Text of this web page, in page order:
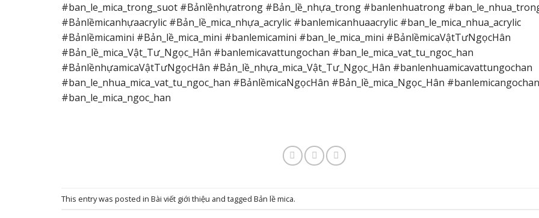
#ban_le_mica_trong_suot #Bảnlềnhựatrong #Bản_lề_nhựa_trong #banlenhuatrong
#Bảnlềmicanhựaacrylic #Bản_lề_mica_nhựa_acrylic #banlemicanhuaacrylic #ban_le_mica_nhua_acrylic
#Bảnlềmicamini #Bản_lề_mica_mini #banlemicamini #ban_le_mica_mini #BảnlềmicaVậtTưNgọcHân
#Bản_lề_mica_Vật_Tư_Ngọc_Hân #banlemicavattungochan #ban_le_mica_vat_tu_ngoc_han
#BảnlềnhựamicaVậtTưNgọcHân #Bản_lề_nhựa_mica_Vật_Tư_Ngọc_Hân #banlenhuamicavattungochan
#ban_le_nhua_mica_vat_tu_ngoc_han #BảnlềmicaNgọcHân #Bản_lề_mica_Ngọc_Hân #banlemicangochan
#ban_le_mica_ngoc_han
This entry was posted in Bài viết giới thiệu and tagged Bản lề mica.